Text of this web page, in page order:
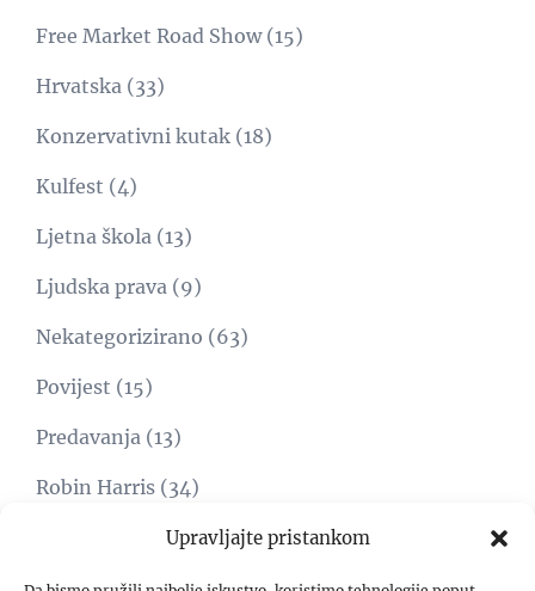
Upravljajte pristankom
Free Market Road Show(15)
Hrvatska (33)
Konzervativni kutak (18)
Kulfest (4)
Ljetna škola (13)
Ljudska prava (9)
Nekategorizirano (63)
Povijest (15)
Predavanja (13)
Robin Harris (34)